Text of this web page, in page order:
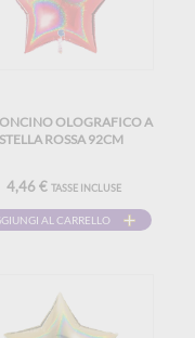
OLOGRAFICO A
STELLA ROSSA 92CM
4,46 € TASSE INCLUSE
AL CARRELLO